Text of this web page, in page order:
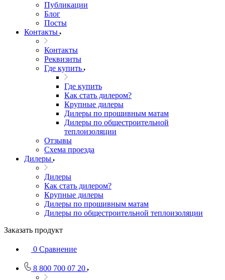
Публикации
Блог
Посты
Контакты
Контакты
Реквизиты
Где купить
Где купить
Как стать дилером?
Крупные дилеры
Дилеры по прошивным матам
Дилеры по общестроительной
теплоизоляции
Отзывы
Схема проезда
Дилеры
Дилеры
Как стать дилером?
Крупные дилеры
Дилеры по прошивным матам
Дилеры по общестроительной теплоизоляции
Заказать продукт
0 Сравнение
8 800 700 07 20